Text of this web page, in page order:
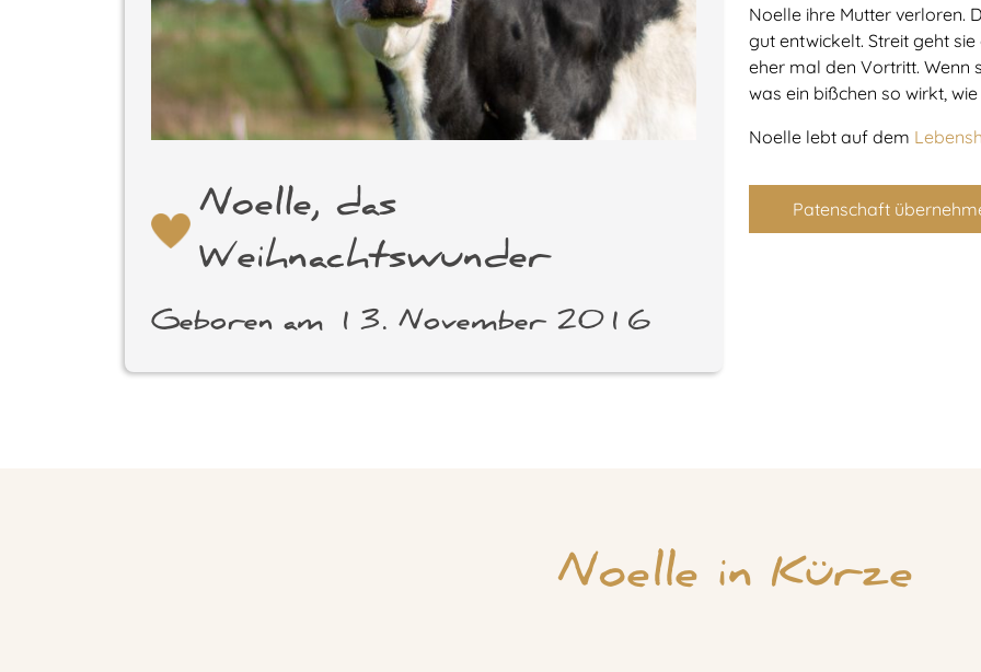
Noelle, das
Weihnachtswunder
Geboren am 13. November 2016
Noelle ihre Mutter verloren.
gut entwickelt. Streit geht
eher mal den Vortritt. Wenn
was ein bißchen so wirkt,
Noelle lebt auf dem
Patenschaft
Noelle in Kürze